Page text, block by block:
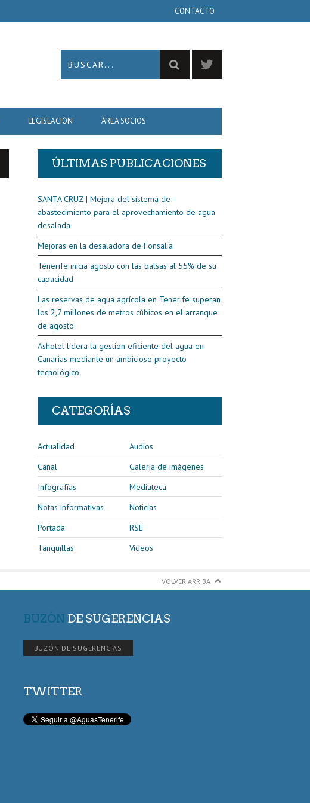
CONTACTO
LEGISLACIÓN ÁREA SOCIOS
ÚLTIMAS PUBLICACIONES
SANTA CRUZ | Mejora del sistema de
abastecimiento para el aprovechamiento de agua
desalada
Mejoras en la desaladora de Fonsalía
Tenerife inicia agosto con las balsas al 55% de su
capacidad
Las reservas de agua agrícola en Tenerife superan
los 2,7 millones de metros cúbicos en el arranque
de agosto
Ashotel lidera la gestión eficiente del agua en
Canarias mediante un ambicioso proyecto
tecnológico
CATEGORÍAS
Actualidad
Audios
Canal
Galería de imágenes
Infografías
Mediateca
Notas informativas
Noticias
Portada
RSE
Tanquillas
Vídeos
VOLVER ARRIBA
BUZÓN DE SUGERENCIAS
BUZÓN DE SUGERENCIAS
TWITTER